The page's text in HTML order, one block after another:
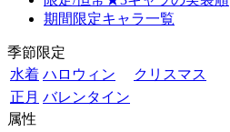
期間限定キャラ一覧
季節限定
水着 ハロウィン
クリスマス
正月 バレンタイン
属性